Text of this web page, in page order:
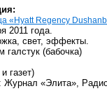
«Hyatt Regency
2011 года.
свет, эффекты.
(бабочка)
газет)
«Элита»,